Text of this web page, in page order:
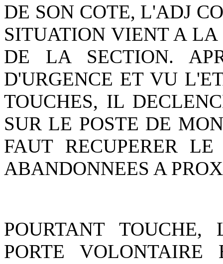
DE SON COTE, L'ADJ
SITUATION VIENT A LA
DE LA SECTION.
D'URGENCE ET VU
TOUCHES, IL
SUR LE POSTE DE
FAUT RECUPERER
ABANDONNEES A
POURTANT
PORTE VOLONTAIRE